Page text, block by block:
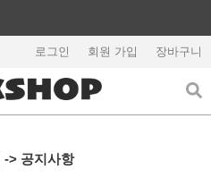
로그인 회원 가입 장바구니
-> 공지사항